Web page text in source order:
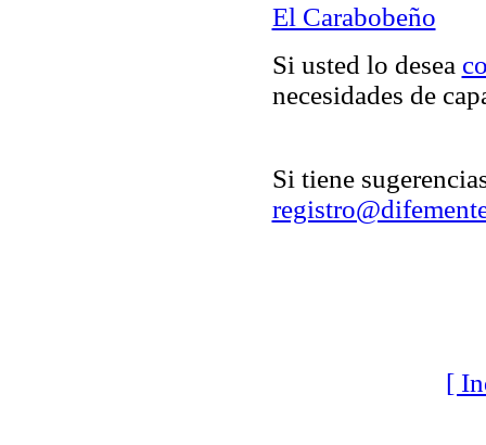
El Carabobeño
Si usted lo desea
necesidades de
Si tiene
[